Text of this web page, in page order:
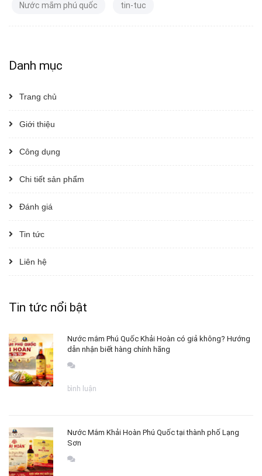
Danh mục
Trang chủ
Giới thiệu
Công dụng
Chi tiết sản phẩm
Đánh giá
Tin tức
Liên hệ
Tin tức nổi bật
Nước mắm Phú Quốc Khải Hoàn có giả không? Hướng
dẫn nhận biết hàng chính hãng
bình luận
Nước Mắm Khải Hoàn Phú Quốc tại thành phố Lạng
Sơn
Nước mắm phú quốc tin-tuc